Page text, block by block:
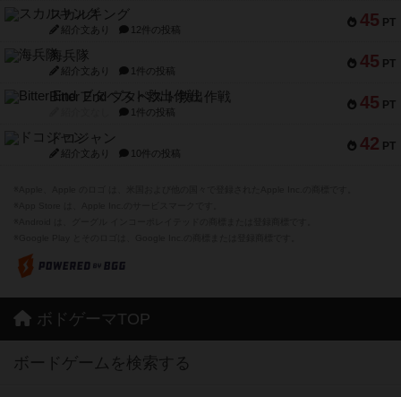
45 PT
スカルキング
紹介文あり 12件の投稿
45 PT
海兵隊
紹介文あり 1件の投稿
45 PT
Bitter End ブタペスト救出作戦
1件の投稿
42 PT
ドコジャン
紹介文あり 10件の投稿
ボドゲーマTOP
ボードゲームを検索する